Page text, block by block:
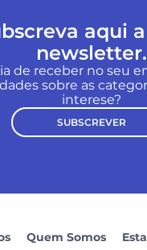
aqui
newsletter.
de receber no seu
sobre as
interese?
SUBSCREVER
Quem Somos